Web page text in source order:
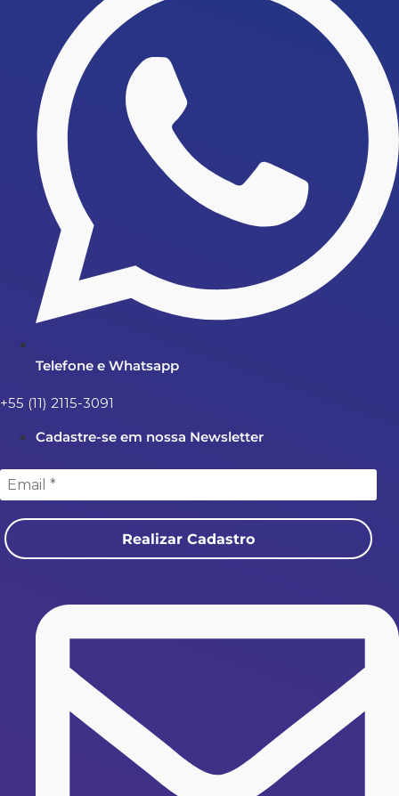
Telefone e Whatsapp
+55 (11) 2115-3091
Cadastre-se em nossa Newsletter
Realizar Cadastro